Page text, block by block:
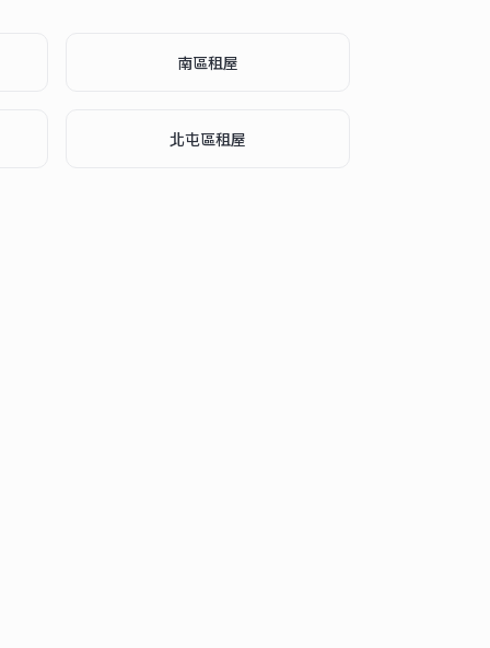
南區租屋
北屯區租屋